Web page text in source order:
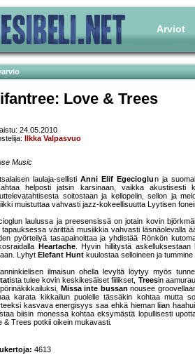
Arviot
Love & Trees
24.05.2010
Ilkka Valpasvuo
Music
laulaja-sellistiAnni Elif Egecioglun ja
helposti jatsin karsinaan, vaikka akustisesti
soitostaan ja kellopelin, sellon ja
muistuttaa vahvasti jazz-kokeellisuutta Lyytisen
laulussa ja preesensissä on jotain kovin
tapauksessa värittää musiikkia vahvasti läsnäolevalla
pyörteilyä tasapainoittaa ja yhdistää Rönkön
Heartache. Hyvin hillitystä
Lyhyt Elefant Hunt kuulostaa selloineen ja
ilmaisun ohella levyltä löytyy myös
ista tulee kovin keskikesäiset fiilikset, Treesin
Missa inte bussan nousee
karata kikkailun puolelle tässäkin kohtaa mutta
kasvava energisyys saa ehkä hieman liian
biisin monessa kohtaa eksymästä lopullisesti
& Trees potkii oikein mukavasti.
4613